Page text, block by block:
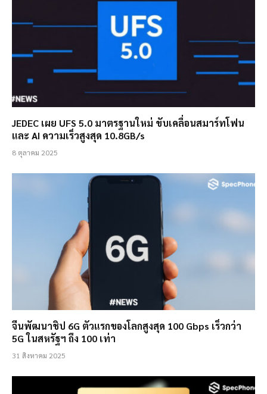
JEDEC เผย UFS 5.0 มาตรฐานใหม่ ขับเคลื่อนสมาร์ทโฟน
และ AI ความเร็วสูงสุด 10.8GB/s
8 ตุลาคม 2025
จีนพัฒนาชิป 6G ตัวแรกของโลกสูงสุด 100 Gbps เร็วกว่า
5G ในสหรัฐฯ ถึง 100 เท่า
31 สิงหาคม 2025